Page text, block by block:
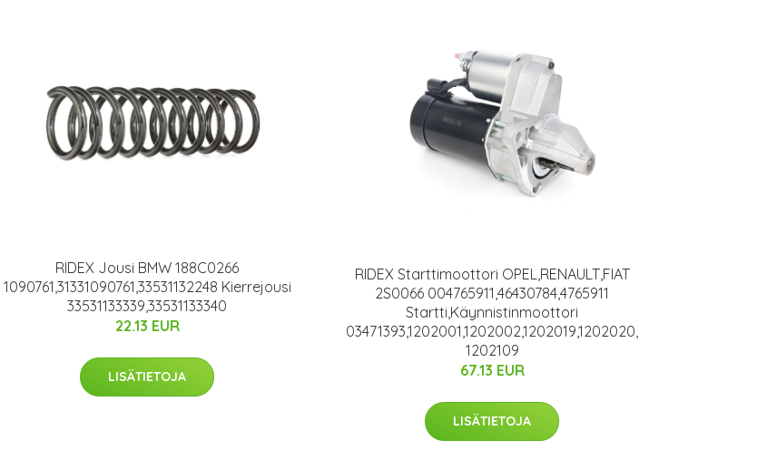
RIDEX Jousi BMW 188C0266
1090761,31331090761,33531132248 Kierrejousi
33531133339,33531133340
22.13 EUR
LISÄTIETOJA
RIDEX Starttimoottori OPEL,RENAULT,FIAT
2S0066 004765911,46430784,4765911
Startti,Käynnistinmoottori
03471393,1202001,1202002,1202019,1202020,
1202109
67.13 EUR
LISÄTIETOJA